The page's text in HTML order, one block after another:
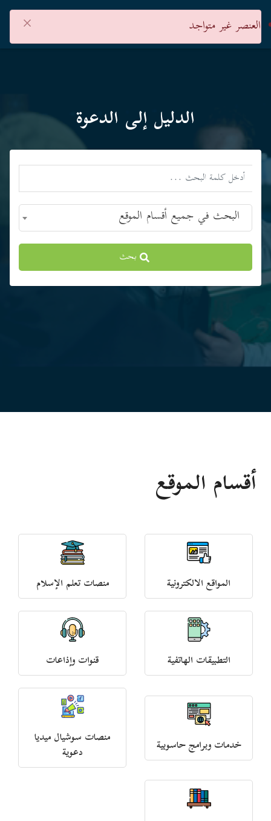
العنصر غير متواجد ×
الدليل إلى الدعوة
البحث في جميع أقسام الموقع
بحث
أقسام الموقع
المواقع الالكترونية منصات تعلم الإسلام
التطبيقات الهاتفية قنوات وإذاعات
خدمات وبرامج حاسوبية
منصات سوشيال ميديا
دعوية